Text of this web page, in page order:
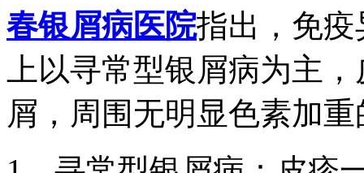
春银屑病医院指出，免
上以寻常型银屑病为主
屑，周围无明显色素加